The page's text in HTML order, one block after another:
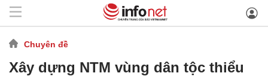
Chuyên đề
Xây dựng NTM vùng dân tộc thiểu